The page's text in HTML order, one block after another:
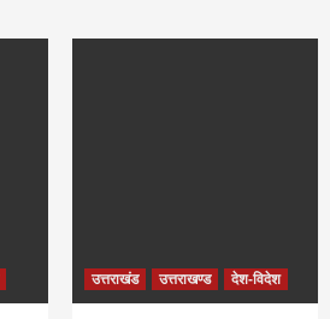
उत्तराखंड उत्तराखण्ड देश-विदेश